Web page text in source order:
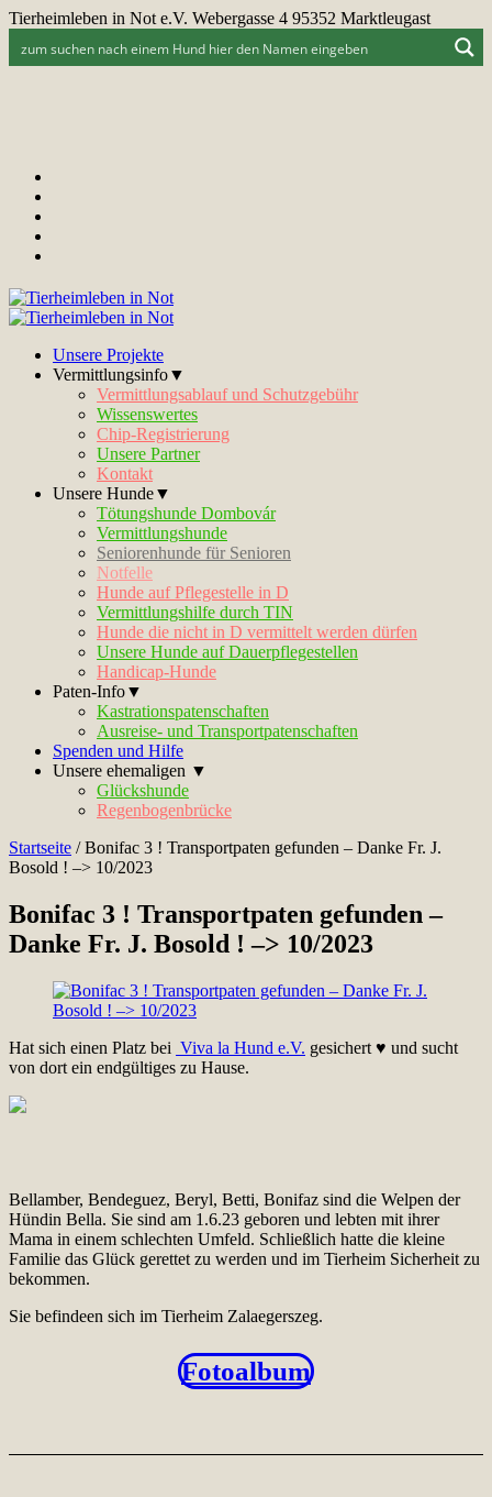
Tierheimleben in Not e.V. Webergasse 4 95352 Marktleugast
Unsere Projekte
Vermittlungsinfo▼
Vermittlungsablauf und Schutzgebühr
Wissenswertes
Chip-Registrierung
Unsere Partner
Kontakt
Unsere Hunde▼
Tötungshunde Dombovár
Vermittlungshunde
Seniorenhunde für Senioren
Notfelle
Hunde auf Pflegestelle in D
Vermittlungshilfe durch TIN
Hunde die nicht in D vermittelt werden dürfen
Unsere Hunde auf Dauerpflegestellen
Handicap-Hunde
Paten-Info▼
Kastrationspatenschaften
Ausreise- und Transportpatenschaften
Spenden und Hilfe
Unsere ehemaligen ▼
Glückshunde
Regenbogenbrücke
Startseite /Bonifac 3 ! Transportpaten gefunden – Danke Fr. J.
Bosold ! –> 10/2023
Bonifac 3 ! Transportpaten gefunden –
Danke Fr. J. Bosold ! –> 10/2023
Hat sich einen Platz bei Viva la Hund e.V. gesichert ♥ und sucht
von dort ein endgültiges zu Hause.
Bellamber, Bendeguez, Beryl, Betti, Bonifaz sind die Welpen der
Hündin Bella. Sie sind am 1.6.23 geboren und lebten mit ihrer
Mama in einem schlechten Umfeld. Schließlich hatte die kleine
Familie das Glück gerettet zu werden und im Tierheim Sicherheit zu
bekommen.
Sie befindeen sich im Tierheim Zalaegerszeg.
Fotoalbum